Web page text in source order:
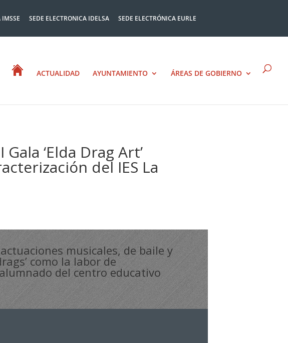
IMSSE SEDE ELECTRONICA IDELSA
SEDE ELECTRÓNICA EURLE
ACTUALIDAD AYUNTAMIENTO ÁREAS DE GOBIERNO
‘Elda Drag Art’
del IES La
musicales, de baile y
como la labor de
del centro educativo